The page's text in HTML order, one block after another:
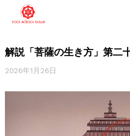
解説「菩薩の生き方」第二
2026年1月26日